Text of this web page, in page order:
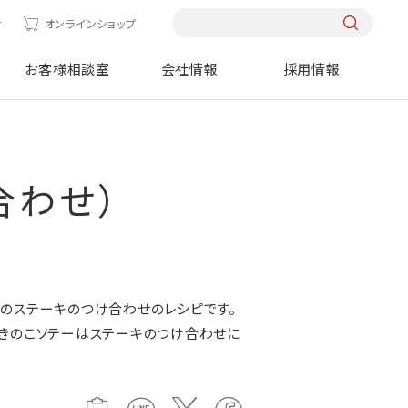
オンラインショップ
お客様相談室 会社情報 採用情報
せ）
ステーキのつけ合わせのレシピです。
のこソテーはステーキのつけ合わせに